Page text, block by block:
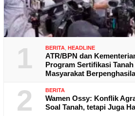
1 BERITA HEADLINE
ATR/BPN dan
Program Sertifikasi
Masyarakat
2 BERITA
Wamen Ossy: Konflik
Soal Tanah, tetapi Juga